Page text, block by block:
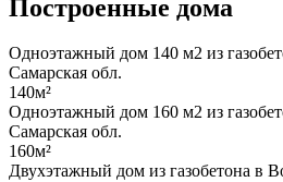
Построенные дома
Одноэтажный дом 140 м2 из
Самарская обл.
140м²
Одноэтажный дом 160 м2 из
Самарская обл.
160м²
Двухэтажный дом из газобетона в